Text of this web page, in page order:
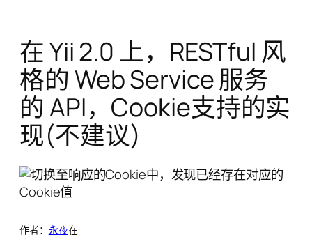
在 Yii 2.0 上，RESTful 风
格的 Web Service 服务
的 API，Cookie支持的实
现(不建议)
作者： 永夜在